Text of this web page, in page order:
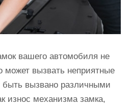
вашего автомобиля не
может вызвать неприятные
вызвано различными
износ механизма замка,